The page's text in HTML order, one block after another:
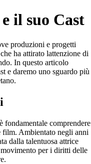
il suo Cast
produzioni e progetti
ha attirato lattenzione di
In questo articolo
e daremo uno sguardo più
fondamentale comprendere
film. Ambientato negli anni
dalla talentuosa attrice
per i diritti delle